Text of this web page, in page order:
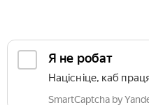
Я не робат
Націсніце, каб
SmartCaptcha by